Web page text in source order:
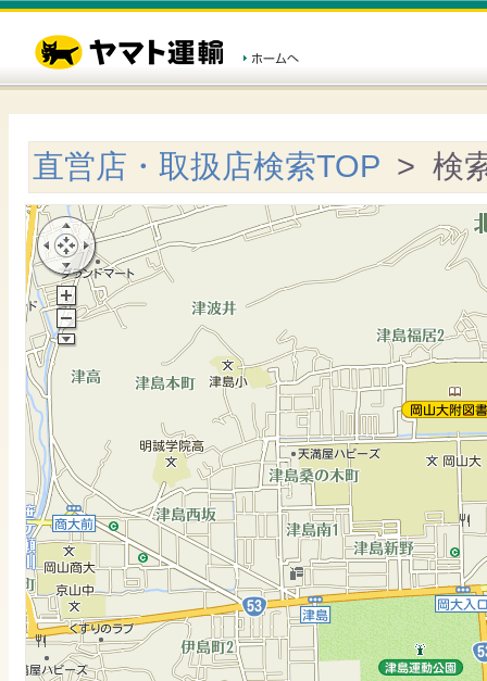
直営店・取扱店検索TOP > 検